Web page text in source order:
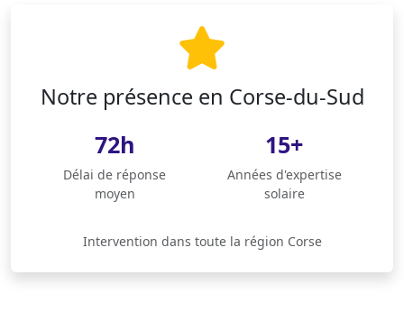
Notre présence en Corse-du-Sud
72h
Délai de réponse
moyen
15+
Années d'expertise
solaire
Intervention dans toute la région Corse